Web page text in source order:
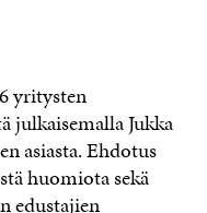
yritysten
Jukka
asiasta. Ehdotus
huomiota sekä
edustajien